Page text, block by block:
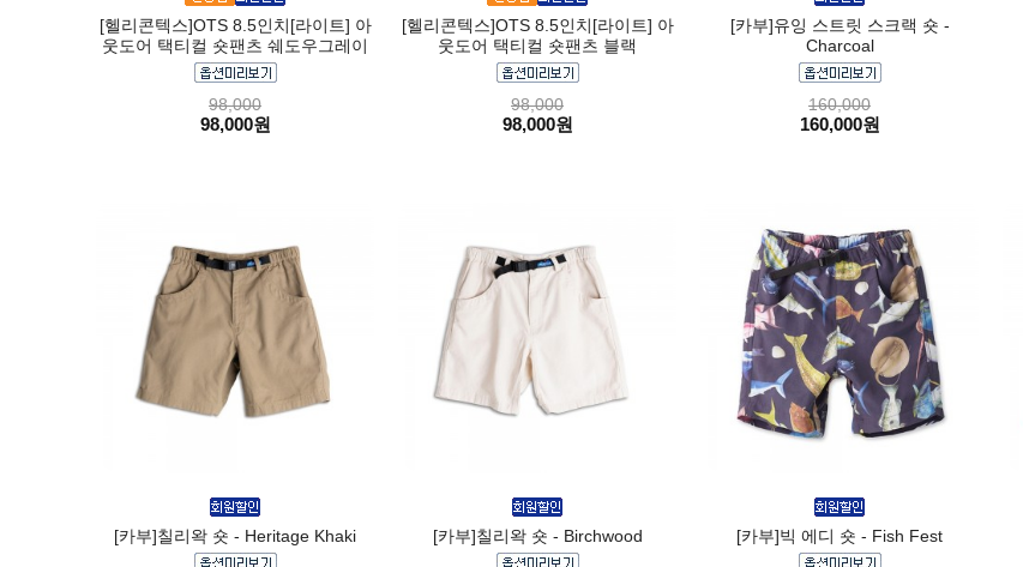
[헬리콘텍스]OTS 8.5인치[라이트] 아
웃도어 택티컬 숏팬츠 쉐도우그레이
98,000
98,000원
[헬리콘텍스]OTS 8.5인치[라이트] 아
웃도어 택티컬 숏팬츠 블랙
98,000
98,000원
[카부]유잉 스트릿 스크랙 숏 -
Charcoal
160,000
160,000원
[카부]칠리왁 숏 - Heritage Khaki [카부]칠리왁 숏 - Birchwood [카부]빅 에디 숏 - Fish Fest